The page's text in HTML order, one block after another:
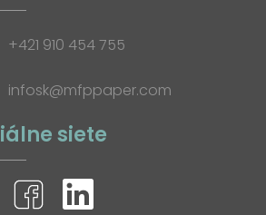
+421 910 454 755
infosk@mfppaper.com
siete